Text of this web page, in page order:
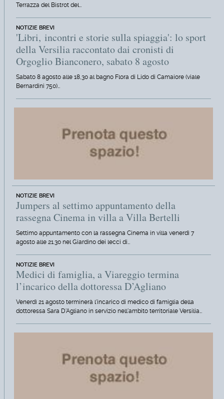
Terrazza del Bistrot del…
NOTIZIE BREVI
'Libri, incontri e storie sulla spiaggia': lo sport
della Versilia raccontato dai cronisti di
Orgoglio Bianconero, sabato 8 agosto
Sabato 8 agosto alle 18,30 al bagno Flora di Lido di Camaiore (viale
Bernardini 750)…
NOTIZIE BREVI
Jumpers al settimo appuntamento della
rassegna Cinema in villa a Villa Bertelli
Settimo appuntamento con la rassegna Cinema in villa venerdì 7
agosto alle 21.30 nel Giardino dei lecci di…
NOTIZIE BREVI
Medici di famiglia, a Viareggio termina
l’incarico della dottoressa D’Agliano
Venerdì 21 agosto terminerà l'incarico di medico di famiglia della
dottoressa Sara D'Agliano in servizio nell'ambito territoriale Versilia…